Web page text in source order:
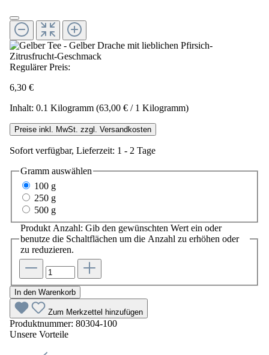
Regulärer Preis:
6,30 €
Inhalt: 0.1 Kilogramm (63,00 € / 1 Kilogramm)
Preise inkl. MwSt. zzgl. Versandkosten
Sofort verfügbar, Lieferzeit: 1 - 2 Tage
Gramm auswählen
100 g
250 g
500 g
Produkt Anzahl: Gib den gewünschten Wert ein oder
benutze die Schaltflächen um die Anzahl zu erhöhen oder
zu reduzieren.
In den Warenkorb
Zum Merkzettel hinzufügen
Produktnummer: 80304-100
Unsere Vorteile